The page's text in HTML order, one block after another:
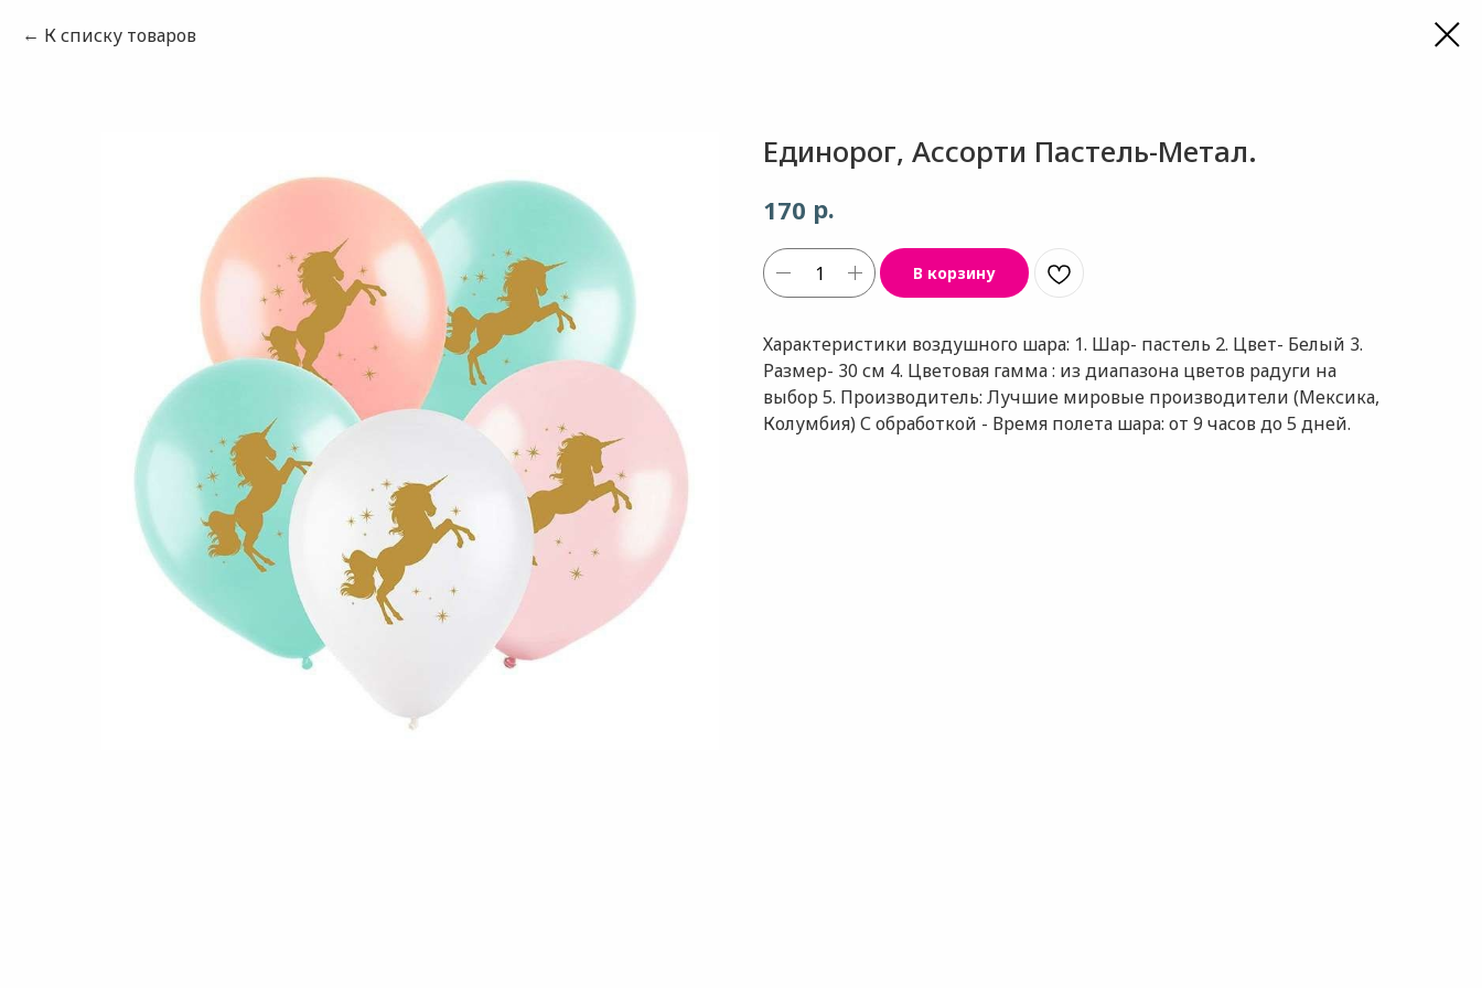
К списку товаров
Единорог, Ассорти Пастель-Метал.
170 р.
В корзину
Характеристики воздушного шара: 1. Шар- пастель 2. Цвет- Белый 3.
Размер- 30 см 4. Цветовая гамма : из диапазона цветов радуги на
выбор 5. Производитель: Лучшие мировые производители (Мексика,
Колумбия) С обработкой - Время полета шара: от 9 часов до 5 дней.